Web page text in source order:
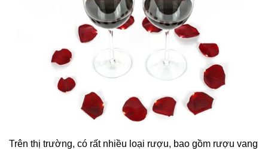
Trên thị trường, có rất nhiều loại rượu, bao gồm rượu vang